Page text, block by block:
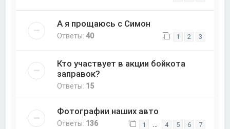
А я прощаюсь с Симон
Ответы:40 1 2 3
Кто участвует в акции бойкота
заправок?
Ответы: 15
Фотографии наших авто
Ответы: 136 1 4 5 6 7